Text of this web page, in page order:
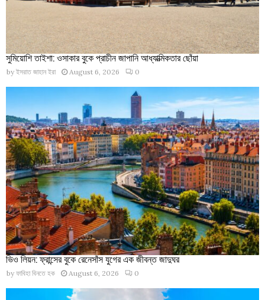
সুমিয়োশি তাইশা: ওসাকার বুকে প্রাচীন জাপানি আধ্যাত্মিকতার ছোঁয়া
by ইসরাত জাহান ইরা August 6, 2026 0
ভিও লিয়ন: ফ্রান্সের বুকে রেনেসাঁস যুগের এক জীবন্ত জাদুঘর
by ফাবিহা বিনতে হক August 6, 2026 0